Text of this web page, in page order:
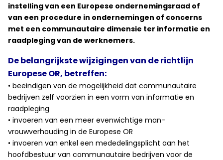
instelling van een Europese ondernemingsraad of
van een procedure in ondernemingen of concerns
met een communautaire dimensie ter informatie en
raadpleging van de werknemers.
De belangrijkste wijzigingen van de richtlijn
Europese OR, betreffen:
• beëindigen van de mogelijkheid dat communautaire
bedrijven zelf voorzien in een vorm van informatie en
raadpleging
• invoeren van een meer evenwichtige man-
vrouwverhouding in de Europese OR
• invoeren van enkel een mededelingsplicht aan het
hoofdbestuur van communautaire bedrijven voor de